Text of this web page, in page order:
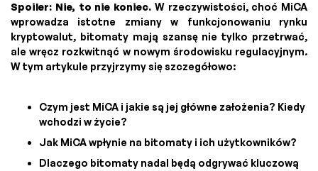
Spoiler: Nie, to nie koniec. W rzeczywistości, choć MiCA
wprowadza istotne zmiany w funkcjonowaniu rynku
kryptowalut, bitomaty mają szansę nie tylko przetrwać,
ale wręcz rozkwitnąć w nowym środowisku regulacyjnym.
W tym artykule przyjrzymy się szczegółowo:
Czym jest MiCA i jakie są jej główne założenia? Kiedy
wchodzi w życie?
Jak MiCA wpłynie na bitomaty i ich użytkowników?
Dlaczego bitomaty nadal będą odgrywać kluczową